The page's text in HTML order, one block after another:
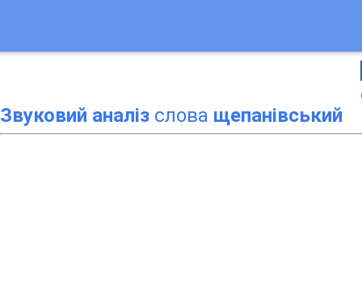
Звуковий аналізслова щепанівський